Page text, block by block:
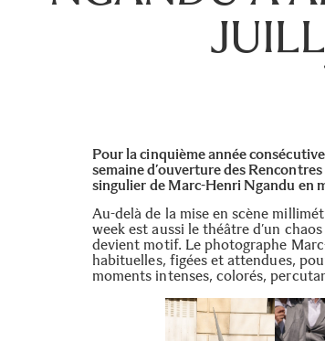
Pour la cinquième année
semaine d’ouverture des
singulier de Marc-Henri Ngandu en
Au-delà de la mise en scène
week est aussi le théâtre d’un
devient motif. Le photographe
habituelles, figées et attendues,
moments intenses, colorés,